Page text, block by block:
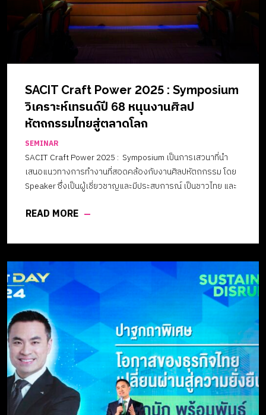
SACIT Craft Power 2025 : Symposium
วิเคราะห์เทรนด์ปี 68 หนุนงานศิลป
หัตถกรรมไทยสู่ตลาดโลก
SEMINAR
SACIT Craft Power 2025 : Symposium เป็นการเสวนาที่นำ
เสนอแนวทางการทำงานที่สอดคล้องกับงานศิลปหัตถกรรม โดย
Speaker ซึ่งเป็นผู้เชี่ยวชาญและมีประสบการณ์ เป็นชาวไทย และ
หัตถกรรมปี 2568” เพื่อถ่ายทอด แลกเปลี่ยนแนวคิด และมุมมอง
การใช้ประโยชน์จากแนวโน้มงานศิลปหัตถกรรมในอนาคต ซึ่งเป็น
การผลิต และกลยุทธ์ทางการตลาดทั้งใน และต่างประเทศ
Speaker โดย
READ MORE